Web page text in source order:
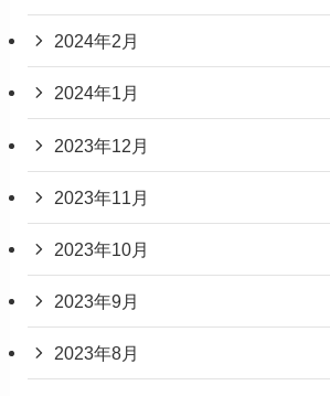
2024年2月
2024年1月
2023年12月
2023年11月
2023年10月
2023年9月
2023年8月